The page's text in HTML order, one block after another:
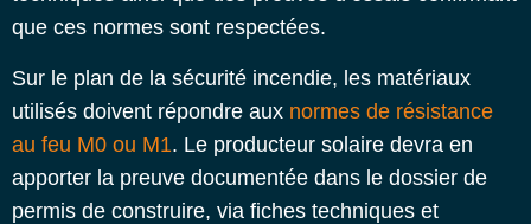
que ces normes sont respectées.
Sur le plan de la sécurité incendie, les matériaux
utilisés doivent répondre aux normes de résistance
au feu M0 ou M1. Le producteur solaire devra en
apporter la preuve documentée dans le dossier de
permis de construire, via fiches techniques et